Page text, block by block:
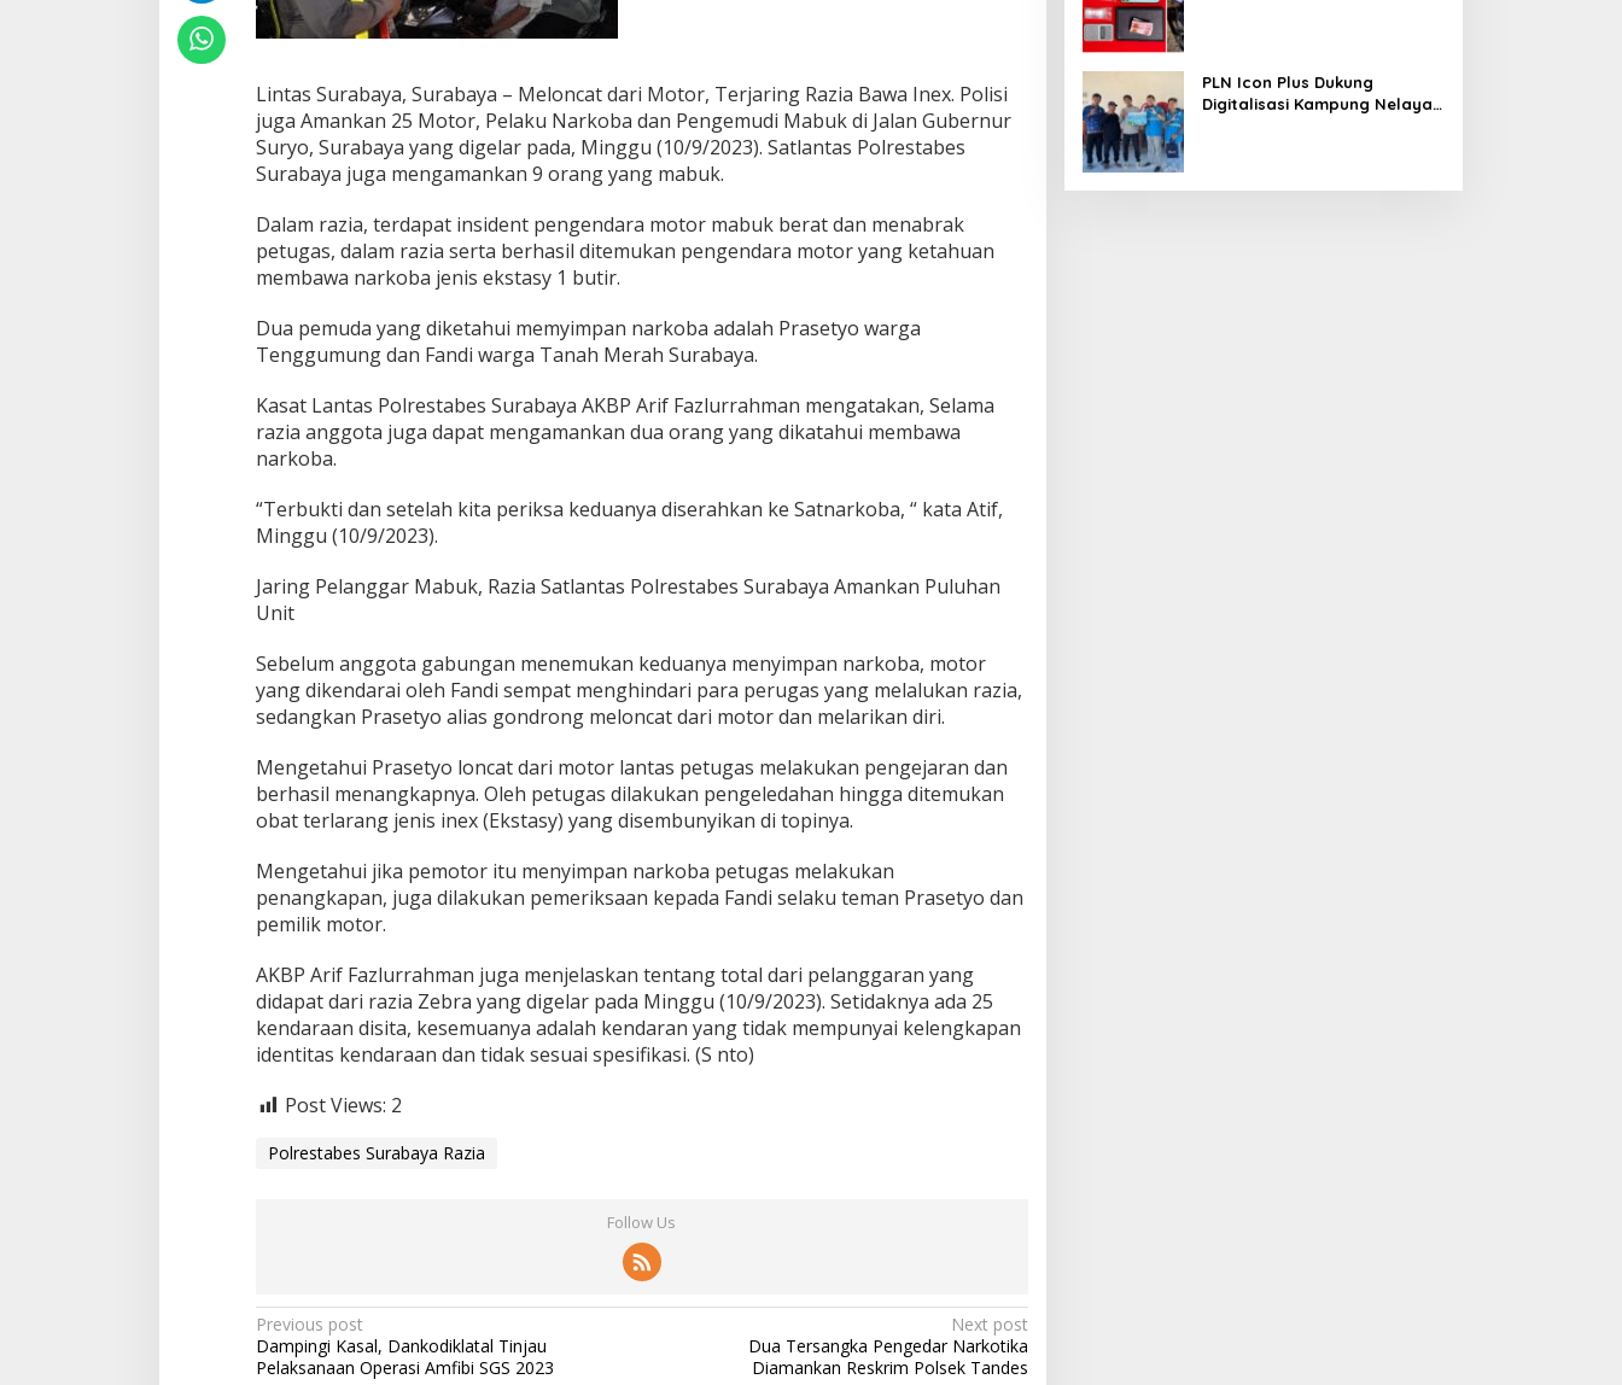
R
a
i
a
A
m
a
n
a
n
2
M
o
t
r
d
a
n
e
l
k
r
k
o
Lintas Surabaya, Surabaya – Meloncat dari Motor, Terjaring Razia Bawa Inex. Polisi
juga Amankan 25 Motor, Pelaku Narkoba dan Pengemudi Mabuk di Jalan Gubernur
Suryo, Surabaya yang digelar pada, Minggu (10/9/2023). Satlantas Polrestabes
Surabaya juga mengamankan 9 orang yang mabuk.
Dalam razia, terdapat insident pengendara motor mabuk berat dan menabrak
petugas, dalam razia serta berhasil ditemukan pengendara motor yang ketahuan
membawa narkoba jenis ekstasy 1 butir.
Dua pemuda yang diketahui memyimpan narkoba adalah Prasetyo warga
Tenggumung dan Fandi warga Tanah Merah Surabaya.
Kasat Lantas Polrestabes Surabaya AKBP Arif Fazlurrahman mengatakan, Selama
razia anggota juga dapat mengamankan dua orang yang dikatahui membawa
narkoba.
“Terbukti dan setelah kita periksa keduanya diserahkan ke Satnarkoba, “ kata Atif,
Minggu (10/9/2023).
Jaring Pelanggar Mabuk, Razia Satlantas Polrestabes Surabaya Amankan Puluhan
Unit
Sebelum anggota gabungan menemukan keduanya menyimpan narkoba, motor
yang dikendarai oleh Fandi sempat menghindari para perugas yang melalukan razia,
sedangkan Prasetyo alias gondrong meloncat dari motor dan melarikan diri.
Mengetahui Prasetyo loncat dari motor lantas petugas melakukan pengejaran dan
berhasil menangkapnya. Oleh petugas dilakukan pengeledahan hingga ditemukan
obat terlarang jenis inex (Ekstasy) yang disembunyikan di topinya.
Mengetahui jika pemotor itu menyimpan narkoba petugas melakukan
penangkapan, juga dilakukan pemeriksaan kepada Fandi selaku teman Prasetyo dan
pemilik motor.
AKBP Arif Fazlurrahman juga menjelaskan tentang total dari pelanggaran yang
didapat dari razia Zebra yang digelar pada Minggu (10/9/2023). Setidaknya ada 25
kendaraan disita, kesemuanya adalah kendaran yang tidak mempunyai kelengkapan
identitas kendaraan dan tidak sesuai spesifikasi. (S nto)
Post Views: 2
Polrestabes Surabaya Razia
Follow Us
P
o
Previous post
Dampingi Kasal, Dankodiklatal Tinjau
Pelaksanaan Operasi Amfibi SGS 2023
Next post
Dua Tersangka Pengedar Narkotika
Diamankan Reskrim Polsek Tandes
PLN Icon Plus Dukung
Digitalisasi Kampung Nelayan